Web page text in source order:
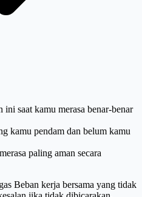
saat kamu merasa benar-benar
kamu pendam dan belum kamu
paling aman secara
Beban kerja bersama yang tidak